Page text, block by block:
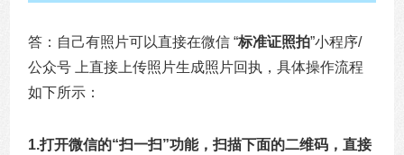
答：自己有照片可以直接在微信 “标准证照拍”小程序/
公众号 上直接上传照片生成照片回执，具体操作流程
如下所示：
1.打开微信的“扫一扫”功能，扫描下面的二维码，直接